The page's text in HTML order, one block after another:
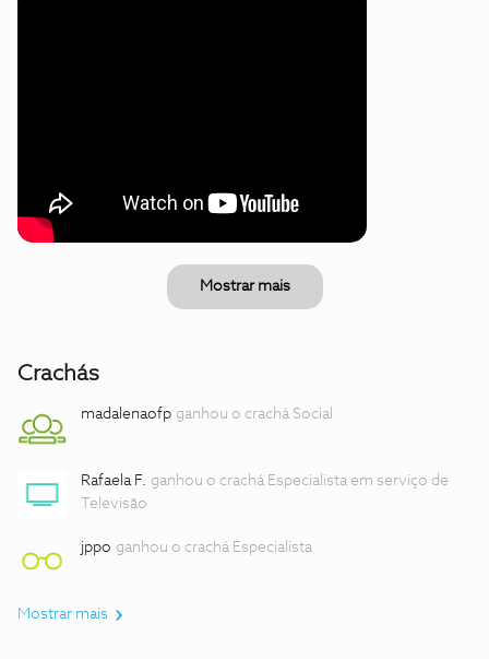
Mostrar mais
Crachás
madalenaofp ganhou o crachá Social
Rafaela F. ganhou o crachá Especialista em serviço de
Televisão
jppo ganhou o crachá Especialista
Mostrar mais